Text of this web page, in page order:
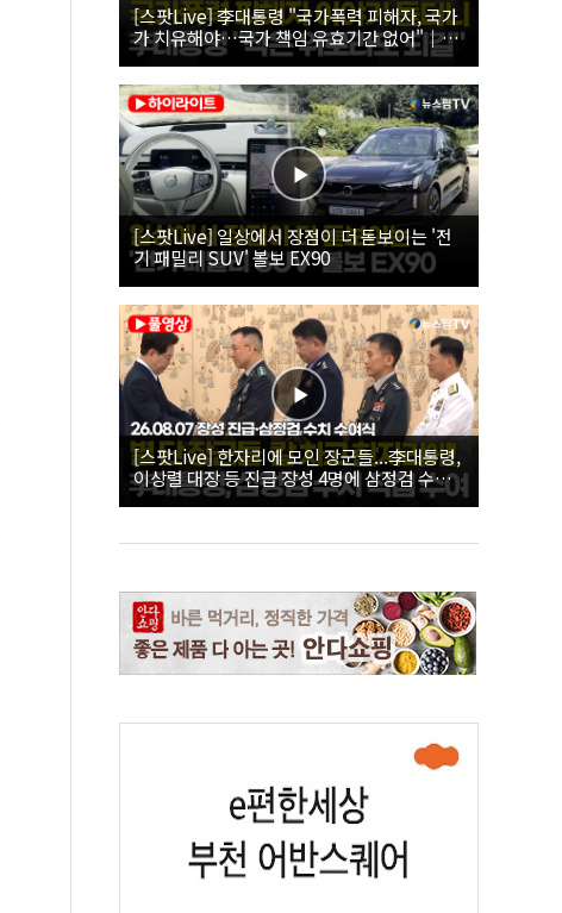
[스팟Live] 李대통령 "국가폭력 피해자, 국가
가 치유해야…국가 책임 유효기간 없어"｜
26.08.07 국가폭력 피해자 위로 오찬
[스팟Live] 일상에서 장점이 더 돋보이는 '전
기 패밀리 SUV' 볼보 EX90
[스팟Live] 한자리에 모인 장군들...李대통령,
이상렬 대장 등 진급 장성 4명에 삼정검 수치
직접 수여｜26.08.07 장성 진급·삼정검 수치